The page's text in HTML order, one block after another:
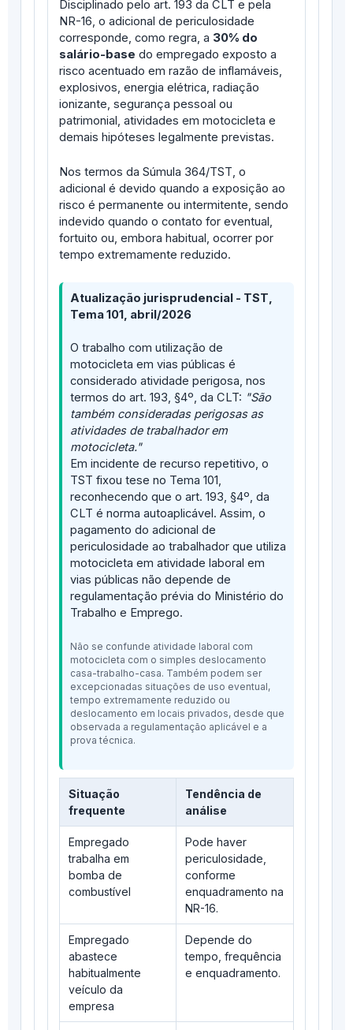
Disciplinado pelo art. 193 da CLT e pela
NR-16, o adicional de periculosidade
corresponde, como regra, a 30% do
salário-base do empregado exposto a
risco acentuado em razão de inflamáveis,
explosivos, energia elétrica, radiação
ionizante, segurança pessoal ou
patrimonial, atividades em motocicleta e
demais hipóteses legalmente previstas.
Nos termos da Súmula 364/TST, o
adicional é devido quando a exposição ao
risco é permanente ou intermitente, sendo
indevido quando o contato for eventual,
fortuito ou, embora habitual, ocorrer por
tempo extremamente reduzido.
Atualização jurisprudencial - TST,
Tema 101, abril/2026
O trabalho com utilização de
motocicleta em vias públicas é
considerado atividade perigosa, nos
termos do art. 193, §4º, da CLT: "São
também consideradas perigosas as
atividades de trabalhador em
motocicleta."
Em incidente de recurso repetitivo, o
TST fixou tese no Tema 101,
reconhecendo que o art. 193, §4º, da
CLT é norma autoaplicável. Assim, o
pagamento do adicional de
periculosidade ao trabalhador que utiliza
motocicleta em atividade laboral em
vias públicas não depende de
regulamentação prévia do Ministério do
Trabalho e Emprego.
Não se confunde atividade laboral com
motocicleta com o simples deslocamento
casa-trabalho-casa. Também podem ser
excepcionadas situações de uso eventual,
tempo extremamente reduzido ou
deslocamento em locais privados, desde que
observada a regulamentação aplicável e a
prova técnica.
Situação
frequente
Tendência de
análise
Empregado
trabalha em
bomba de
combustível
Pode haver
periculosidade,
conforme
enquadramento na
NR-16.
Empregado
abastece
habitualmente
veículo da
empresa
Depende do
tempo, frequência
e enquadramento.